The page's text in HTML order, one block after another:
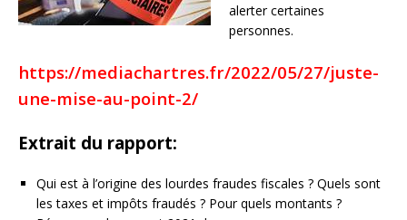
alerter certaines
personnes.
https://mediachartres.fr/2022/05/27/juste-
une-mise-au-point-2/
Extrait du rapport:
Qui est à l’origine des lourdes fraudes fiscales ? Quels sont
les taxes et impôts fraudés ? Pour quels montants ?